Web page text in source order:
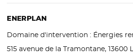
ENERPLAN
Domaine d'intervention : Énergies
515 avenue de la Tramontane, 13600